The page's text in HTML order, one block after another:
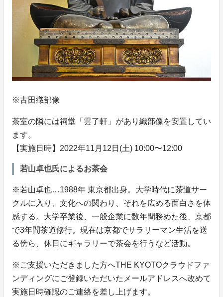
※古田織部像
茶室の隣には祠堂「雲了軒」があり織部像を安置してい
ます。
【実施日時】2022年11月12日(土) 10:00〜12:00
若山卓也氏によるお茶会
※若山卓也…1988年 東京都出身。大学時代に茶道サー
クルに入り、文化への関わり、それを広める面白さを体
感する。大学卒業後、一般企業に数年間務めた後、京都
で3年間茶道修行。現在は京都でサラリーマン生活を送
る傍ら、休日にギャラリーで茶会を行うなど活動。
※ご支援いただきました方へTHE KYOTOクラウドファ
ンディングにご登録いただいたメールアドレスへ改めて
実施日時確認のご連絡を差し上げます。